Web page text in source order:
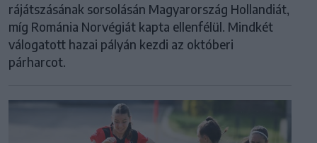
rájátszásának sorsolásán Magyarország Hollandiát,
míg Románia Norvégiát kapta ellenfélül. Mindkét
válogatott hazai pályán kezdi az októberi
párharcot.